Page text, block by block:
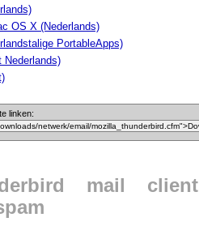
OS X (Nederlands)
PortableApps)
Nederlands)
linken:
mail
client